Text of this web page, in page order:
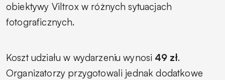
obiektywy Viltrox w różnych sytuacjach
fotograficznych.
Koszt udziału w wydarzeniu wynosi 49 zł.
Organizatorzy przygotowali jednak dodatkowe